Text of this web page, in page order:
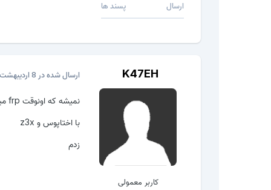
ارسال پسند ها
K47EH
کاربر معمولی
ارسال شده در 8 اردیبهشت، 2017
نمیشه که اونوقت frp میخواد خاموش شه
با اختاپوس و z3x
زدم